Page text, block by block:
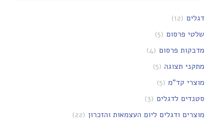
דגלים (12)
שלטי פרסום (5)
מדבקות פרסום (4)
מתקני תצוגה (5)
מוצרי קד"מ (5)
סטנדים לדגלים (3)
מוצרים ודגלים ליום העצמאות והזכרון (22)